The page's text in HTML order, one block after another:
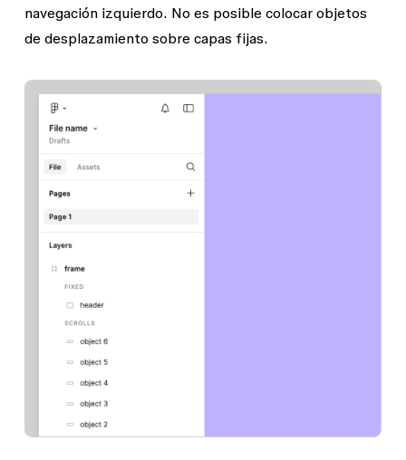
navegación izquierdo. No es posible colocar objetos
de desplazamiento sobre capas fijas.